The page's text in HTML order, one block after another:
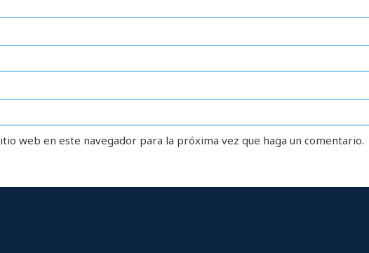
web en este navegador para la próxima vez que haga un comentario.